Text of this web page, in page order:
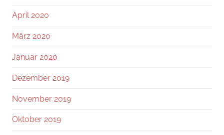
April 2020
März 2020
Januar 2020
Dezember 2019
November 2019
Oktober 2019